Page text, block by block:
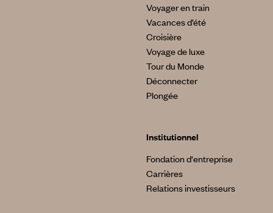
Voyager en train
Vacances d’été
Croisière
Voyage de luxe
Tour du Monde
Déconnecter
Plongée
Institutionnel
Fondation d'entreprise
Carrières
Relations investisseurs